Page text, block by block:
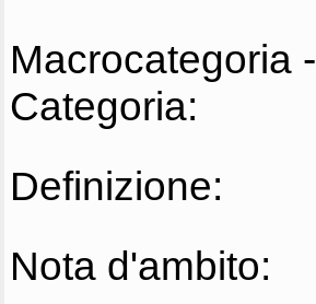
Macrocategoria -
Categoria:
Definizione:
Nota d'ambito: